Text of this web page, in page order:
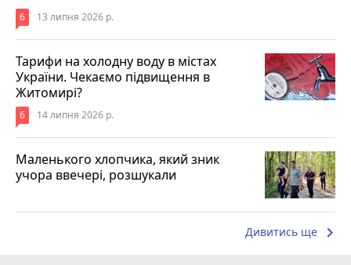
6 13 липня 2026 р.
Тарифи на холодну воду в містах
України. Чекаємо підвищення в
Житомирі?
6 14 липня 2026 р.
Маленького хлопчика, який зник
учора ввечері, розшукали
Дивитись ще keyboard_arrow_right